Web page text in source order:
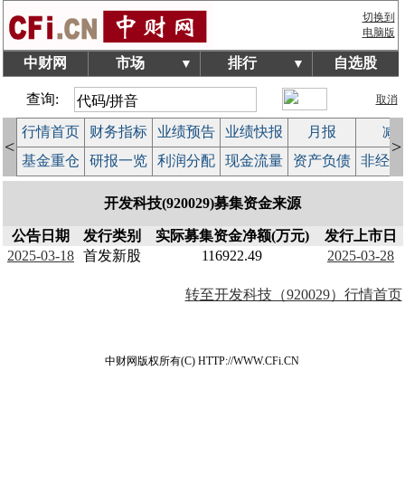
切换到
电脑版
中财网 市场 ▼ 排行 ▼ 自选股
查询: 取消
<
行情首页 财务指标 业绩预告 业绩快报 月报
减
基金重仓
研报一览 利润分配 现金流量 资产负债 非经
>
开发科技(920029)募集资金来源
公告日期 发行类别 实际募集资金净额(万元)
发行上市日
2025-03-18 首发新股 116922.49 2025-03-28
转至开发科技（920029）行情首页
中财网版权所有(C) HTTP://WWW.CFi.CN